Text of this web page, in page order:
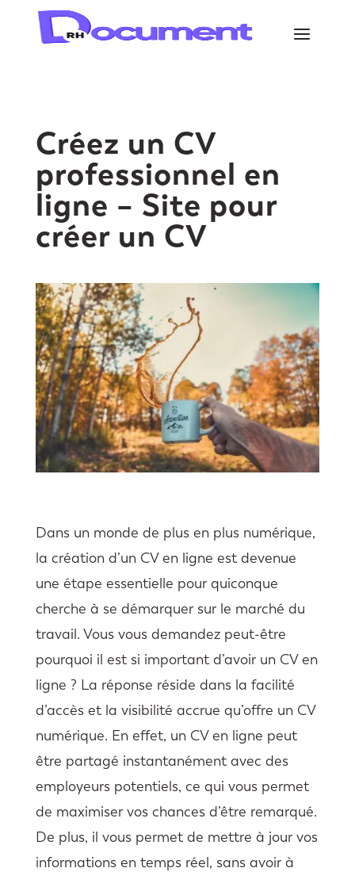
Créez un CV
professionnel en
ligne – Site pour
créer un CV
Dans un monde de plus en plus numérique,
la création d’un CV en ligne est devenue
une étape essentielle pour quiconque
cherche à se démarquer sur le marché du
travail. Vous vous demandez peut-être
pourquoi il est si important d’avoir un CV en
ligne ? La réponse réside dans la facilité
d’accès et la visibilité accrue qu’offre un CV
numérique. En effet, un CV en ligne peut
être partagé instantanément avec des
employeurs potentiels, ce qui vous permet
de maximiser vos chances d’être remarqué.
De plus, il vous permet de mettre à jour vos
informations en temps réel, sans avoir à